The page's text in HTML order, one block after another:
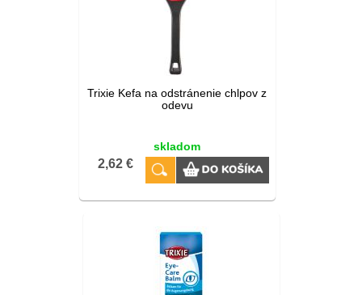
Trixie Kefa na odstránenie chlpov z
odevu
skladom
2,62 €